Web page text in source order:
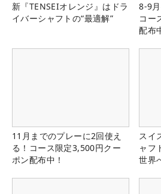
新『TENSEIオレンジ』はドラ
イバーシャフトの“最適解”
8-9
コー
配布
11月までのプレーに2回使え
る！コース限定3,500円クー
ポン配布中！
スイ
ャフ
世界